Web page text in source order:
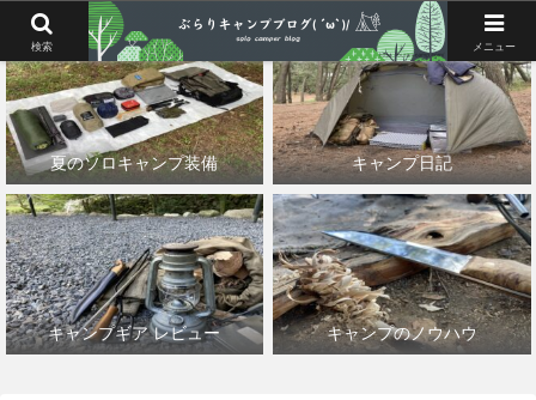
夏のソロキャンプ装備 キャンプ日記
キャンプギア レビュー キャンプのノウハウ
検索 メニュー